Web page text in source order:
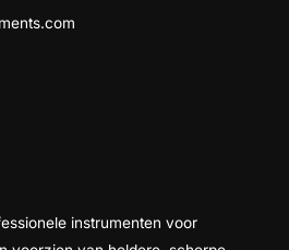
instrumenten voor